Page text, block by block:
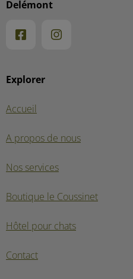
Explorer
Accueil
A propos de nous
Nos services
Boutique le Coussinet
Hôtel pour chats
Contact
Delémont